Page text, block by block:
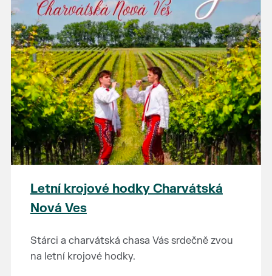
Letní krojové hodky Charvátská
Nová Ves
Stárci a charvátská chasa Vás srdečně zvou
na letní krojové hodky.